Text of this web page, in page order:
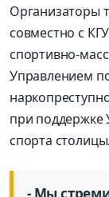
Организаторы
совместно с
спортивно-
Управлением
при поддержке
спорта столицы.